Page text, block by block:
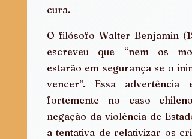
cura.
O filósofo Walter Benjamin
escreveu que “nem os
estarão em segurança se o
vencer”. Essa advertência
fortemente no caso
negação da violência de
a tentativa de relativizar os